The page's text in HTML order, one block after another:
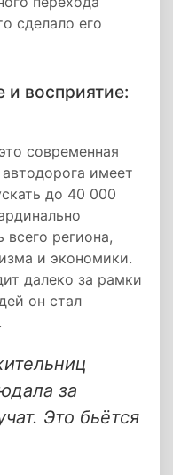
сделало его
и восприятие:
современная
имеет
до 40 000
региона,
и экономики.
далеко за рамки
он стал
за
Это бьётся